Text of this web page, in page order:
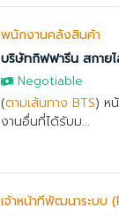
พนักงานคลังสินค้า
บริษัทกิฟฟารีน สกาย
Negotiable
(ตามเส้นทาง BTS) ห
งานอื่นที่ได้รับม...
เจ้าหน้าที่พัฒนาระบบ